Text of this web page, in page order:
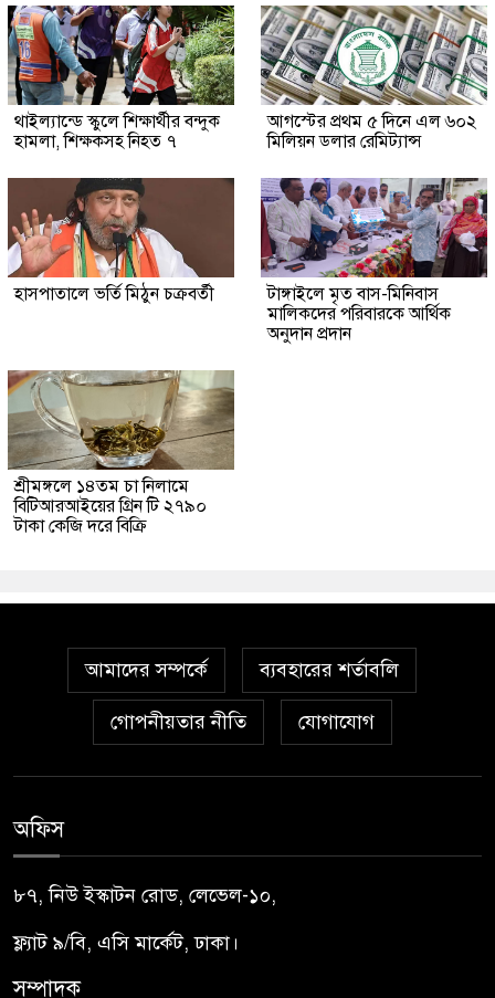
থাইল্যান্ডে স্কুলে শিক্ষার্থীর বন্দুক
হামলা, শিক্ষকসহ নিহত ৭
আগস্টের প্রথম ৫ দিনে এল ৬০২
মিলিয়ন ডলার রেমিট্যান্স
হাসপাতালে ভর্তি মিঠুন চক্রবর্তী
টাঙ্গাইলে মৃত বাস-মিনিবাস
মালিকদের পরিবারকে আর্থিক
অনুদান প্রদান
শ্রীমঙ্গলে ১৪তম চা নিলামে
বিটিআরআইয়ের গ্রিন টি ২৭৯০
টাকা কেজি দরে বিক্রি
আমাদের সম্পর্কে ব্যবহারের শর্তাবলি
গোপনীয়তার নীতি যোগাযোগ
অফিস
৮৭, নিউ ইস্কাটন রোড, লেভেল-১০,
ফ্ল্যাট ৯/বি, এসি মার্কেট, ঢাকা।
সম্পাদক